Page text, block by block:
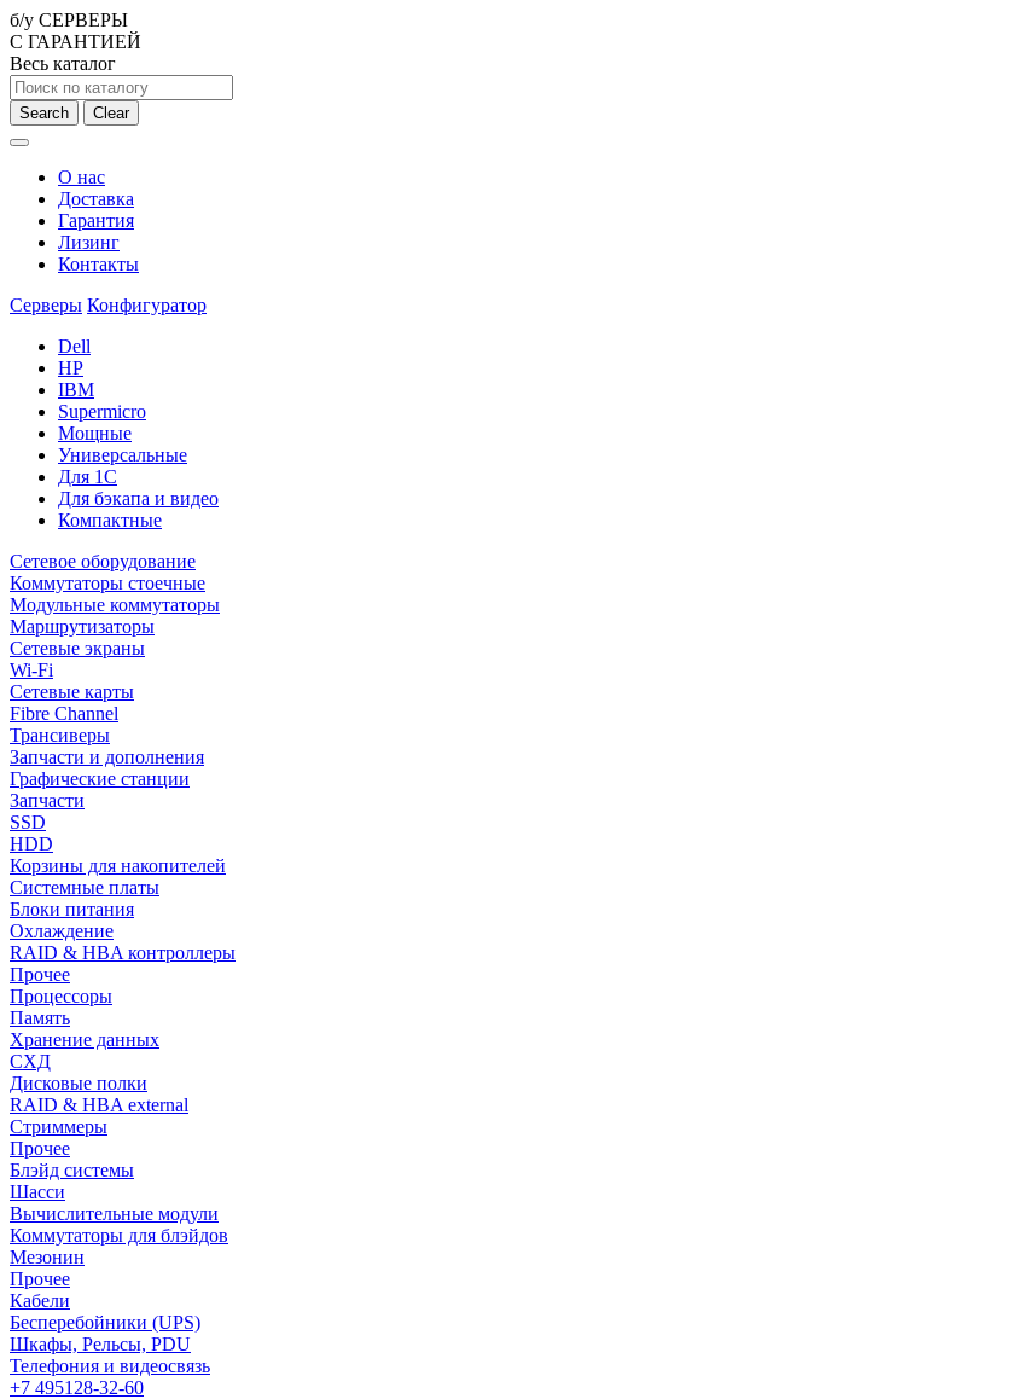
б/у СЕРВЕРЫ
С ГАРАНТИЕЙ
Весь каталог
Search Clear
О нас
Доставка
Гарантия
Лизинг
Контакты
Серверы Конфигуратор
Dell
HP
IBM
Supermicro
Мощные
Универсальные
Для 1С
Для бэкапа и видео
Компактные
Сетевое оборудование
Коммутаторы стоечные
Модульные коммутаторы
Маршрутизаторы
Сетевые экраны
Wi-Fi
Сетевые карты
Fibre Channel
Трансиверы
Запчасти и дополнения
Графические станции
Запчасти
SSD
HDD
Корзины для накопителей
Системные платы
Блоки питания
Охлаждение
RAID & HBA контроллеры
Прочее
Процессоры
Память
Хранение данных
СХД
Дисковые полки
RAID & HBA external
Стриммеры
Прочее
Блэйд системы
Шасси
Вычислительные модули
Коммутаторы для блэйдов
Мезонин
Прочее
Кабели
Бесперебойники (UPS)
Шкафы, Рельсы, PDU
Телефония и видеосвязь
+7 495128-32-60